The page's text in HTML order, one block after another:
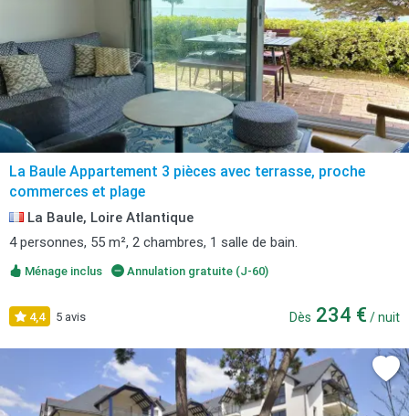
La Baule Appartement 3 pièces avec terrasse, proche
commerces et plage
La Baule, Loire Atlantique
4 personnes, 55 m², 2 chambres, 1 salle de bain.
Ménage inclus Annulation gratuite (J-60)
4,4 5 avis Dès 234 € / nuit